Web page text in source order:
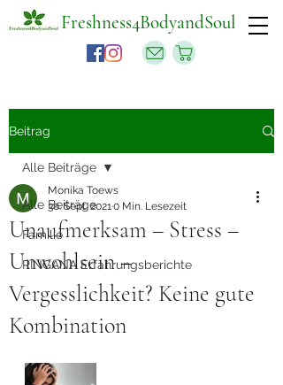
Freshness4BodyandSoul
Beitrag
Alle Beiträge
Familie
RINGANA Erfahrungsberichte
Alle Beiträge
Unaufmerksam – Stress –
Unwohlsein –
Vergesslichkeit? Keine gute
Kombination
Monika Toews
30. Sept. 20210 Min. Lesezeit